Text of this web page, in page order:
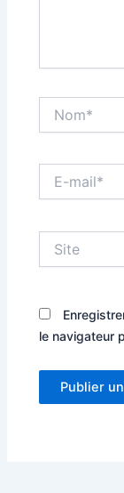
mail*
le navigateur